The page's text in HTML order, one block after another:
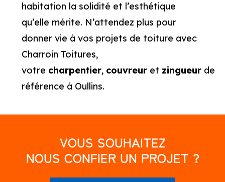
habitation la solidité et l’esthétique
qu’elle mérite. N’attendez plus pour
donner vie à vos projets de toiture avec
Charroin Toitures,
votre charpentier, couvreuret zingueurde
référence à Oullins.
VOUS SOUHAITEZ
NOUS CONFIER UN PROJET ?